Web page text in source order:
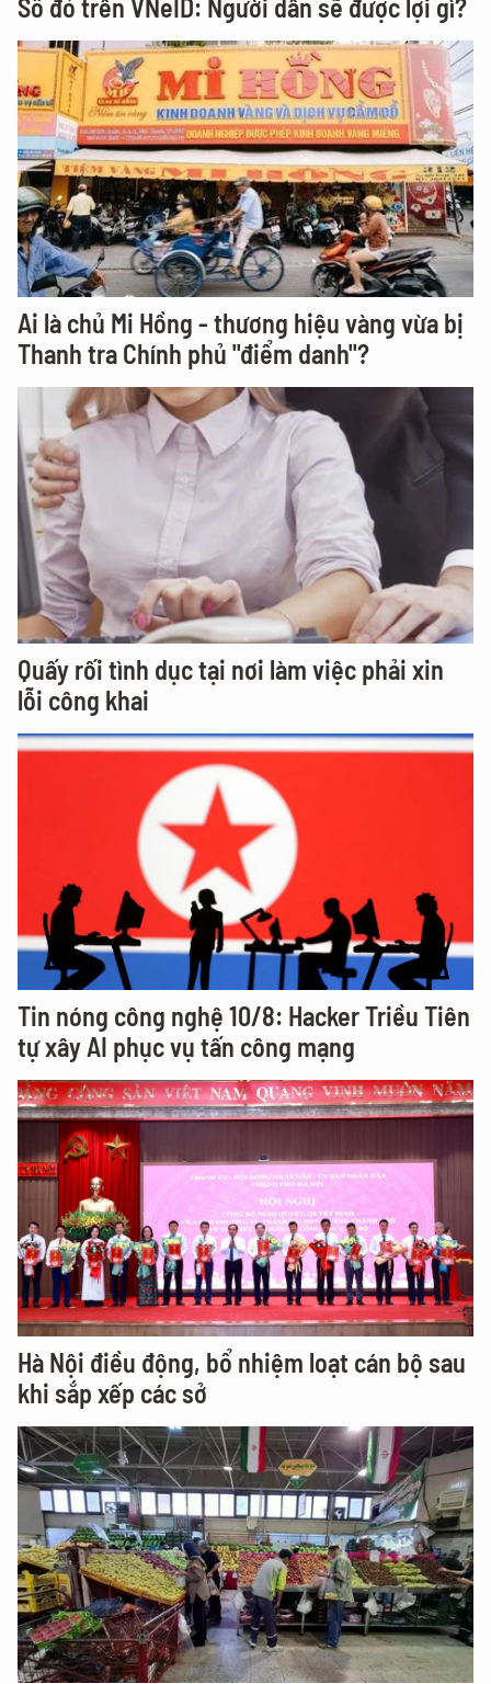
Sổ đỏ trên VNeID: Người dân sẽ được lợi gì?
Ai là chủ Mi Hồng - thương hiệu vàng vừa bị
Thanh tra Chính phủ "điểm danh"?
Quấy rối tình dục tại nơi làm việc phải xin
lỗi công khai
Tin nóng công nghệ 10/8: Hacker Triều Tiên
tự xây AI phục vụ tấn công mạng
Hà Nội điều động, bổ nhiệm loạt cán bộ sau
khi sắp xếp các sở